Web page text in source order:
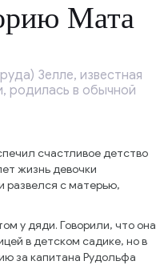
Мата
Зелле, известная
родилась в обычной
счастливое детство
жизнь девочки
развелся с матерью,
у дяди. Говорили, что она
в детском садике, но в
за капитана Рудольфа